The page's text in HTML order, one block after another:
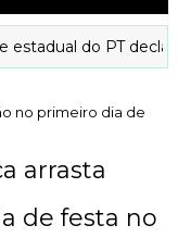
do PT declara
no primeiro dia de
arrasta
de festa no